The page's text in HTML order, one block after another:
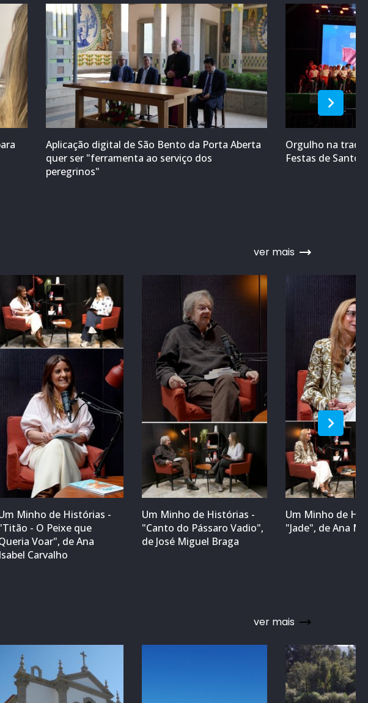
Aplicação digital de São Bento da Porta Aberta
quer ser "ferramenta ao serviço dos
peregrinos"
Orgulho na
Festas de Santo
ver mais
Minho de Histórias -
- O Peixe que
Voar", de Ana
Isabel Carvalho
Um Minho de Histórias -
"Canto do Pássaro Vadio",
de José Miguel Braga
Um Minho de
"Jade", de Ana
ver mais